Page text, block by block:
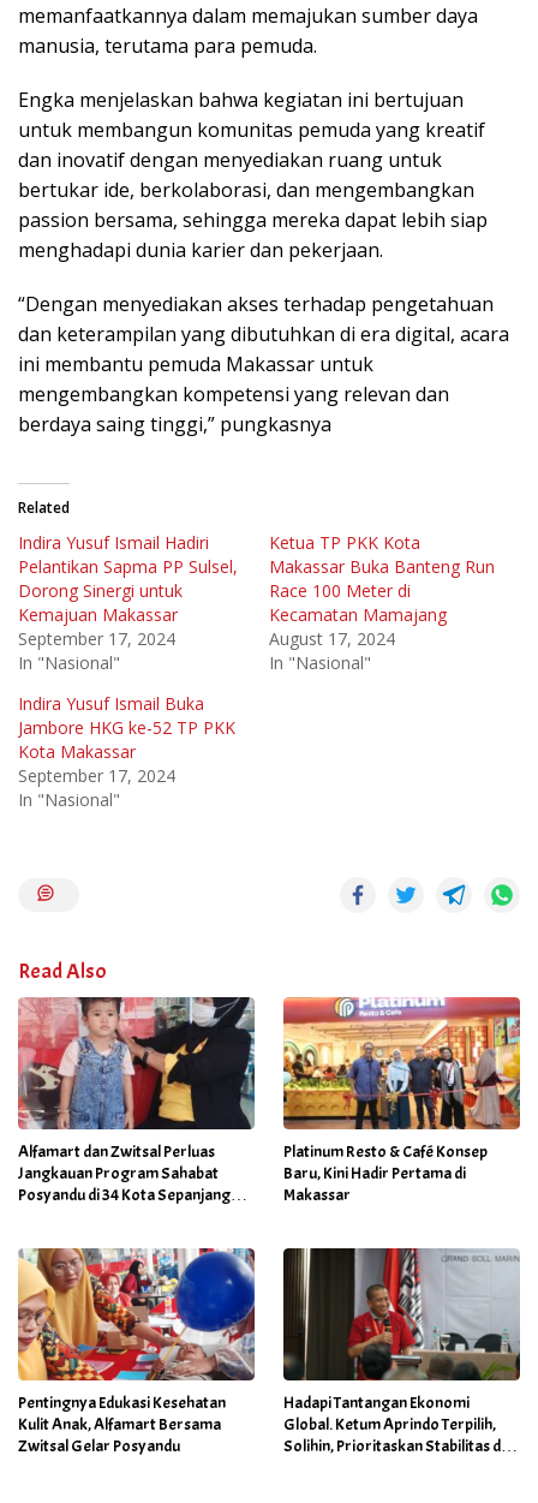
memanfaatkannya dalam memajukan sumber daya
manusia, terutama para pemuda.
Engka menjelaskan bahwa kegiatan ini bertujuan
untuk membangun komunitas pemuda yang kreatif
dan inovatif dengan menyediakan ruang untuk
bertukar ide, berkolaborasi, dan mengembangkan
passion bersama, sehingga mereka dapat lebih siap
menghadapi dunia karier dan pekerjaan.
“Dengan menyediakan akses terhadap pengetahuan
dan keterampilan yang dibutuhkan di era digital, acara
ini membantu pemuda Makassar untuk
mengembangkan kompetensi yang relevan dan
berdaya saing tinggi,” pungkasnya
Related
Indira Yusuf Ismail Hadiri
Pelantikan Sapma PP Sulsel,
Dorong Sinergi untuk
Kemajuan Makassar
September 17, 2024
In "Nasional"
Ketua TP PKK Kota
Makassar Buka Banteng Run
Race 100 Meter di
Kecamatan Mamajang
August 17, 2024
In "Nasional"
Indira Yusuf Ismail Buka
Jambore HKG ke-52 TP PKK
Kota Makassar
September 17, 2024
In "Nasional"
Read Also
Alfamart dan Zwitsal Perluas
Jangkauan Program Sahabat
Posyandu di 34 Kota Sepanjang
Platinum Resto & Café Konsep
Baru, Kini Hadir Pertama di
Makassar
Pentingnya Edukasi Kesehatan
Kulit Anak, Alfamart Bersama
Zwitsal Gelar Posyandu
Hadapi Tantangan Ekonomi
Global. Ketum Aprindo Terpilih,
Solihin, Prioritaskan Stabilitas dan